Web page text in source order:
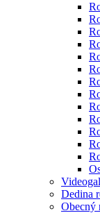
Dedina
Obecný